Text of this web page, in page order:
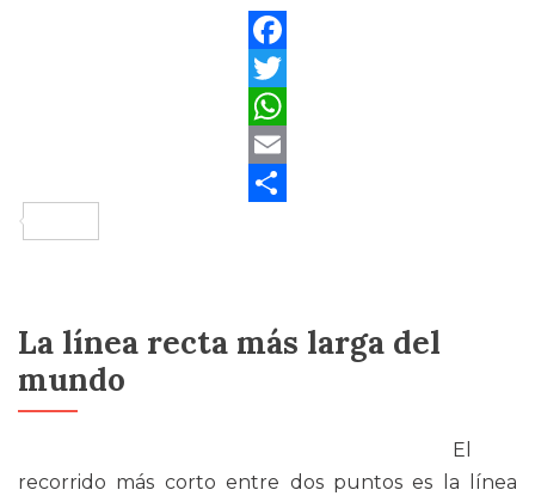
Facebook
Twitter
WhatsApp
Email
La línea recta más larga del
mundo
El
recorrido más corto entre dos puntos es la línea